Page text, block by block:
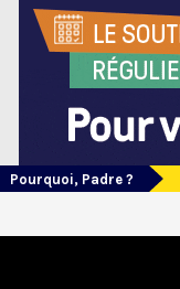
Pourquoi, Padre ?